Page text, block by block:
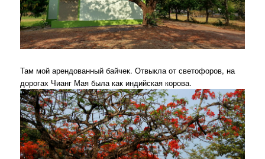
Там мой арендованный байчек. Отвыкла от светофоров, на
дорогах Чианг Мая была как индийская корова.